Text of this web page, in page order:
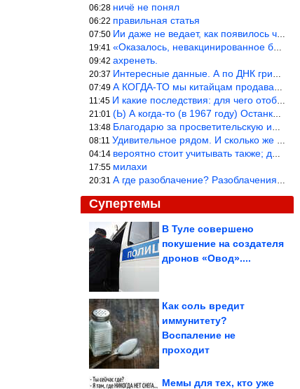
06:28 ничё не понял
06:22 правильная статья
07:50 Ии даже не ведает, как появилось человечество и для чего оно сущ
19:41 «Оказалось, невакцинированное большинство умирает существенно ча
09:42 ахренеть.
20:37 Интересные данные. А по ДНК грибов, бактерий имеются сведения из
07:49 А КОГДА-ТО мы китайцам продавали фуфайки.
11:45 И какие последствия: для чего отобрали? или просто похвастались.
21:01 (Ь) А когда-то (в 1967 году) Останкинская телебашня была самым в
13:48 Благодарю за просветительскую информацию.
08:11 Удивительное рядом. И сколько же ещё открытий готовит Просвещень
04:14 вероятно стоит учитывать также; длительность сна сгущает кровото
17:55 милахи
20:31 А где разоблачение? Разоблачения нет — значит придётся принять к
Супертемы
Когда реальность
В Туле совершено
покушение на создателя
дронов «Овод»....
Как соль вредит
иммунитету?
Воспаление не
проходит
Мемы для тех, кто уже